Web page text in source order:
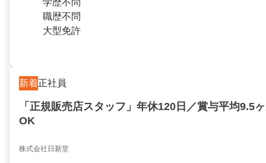
職歴不問
大型免許
新着正社員
「正規販売店スタッフ」年休120日／賞与平均9.5
OK
株式会社日新堂